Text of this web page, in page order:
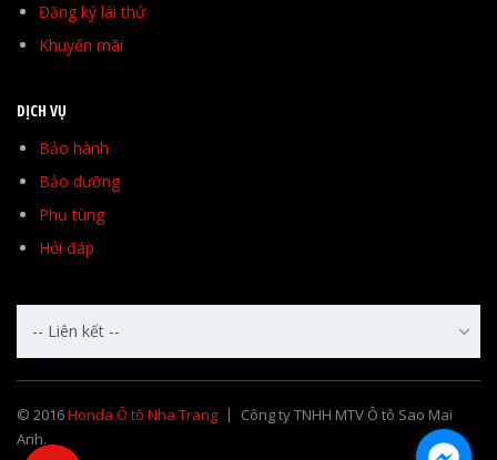
Đăng ký lái thử
Khuyến mãi
DỊCH VỤ
Bảo hành
Bảo dưỡng
Phụ tùng
Hỏi đáp
-- Liên kết --
© 2016Honda Ô tô Nha Trang
Công ty TNHH MTV Ô tô Sao Mai
Anh.